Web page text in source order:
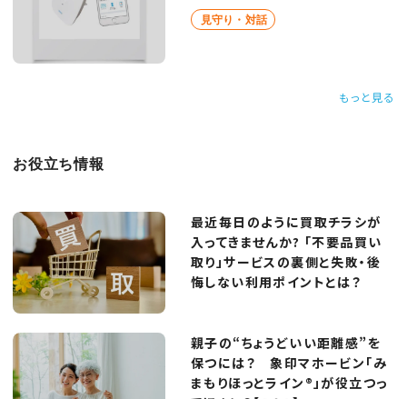
見守り・対話
もっと見る
お役立ち情報
最近毎日のように買取チラシが
入ってきませんか? 「不要品買い
取り」サービスの裏側と失敗・後
悔しない利用ポイントとは？
親子の“ちょうどいい距離感”を
保つには？ 象印マホービン「み
まもりほっとライン®」が役立つっ